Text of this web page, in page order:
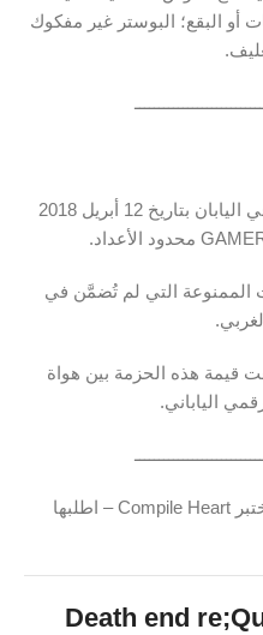
أو البقع؛ البوستر غير مفكوك
أُطلق “Death end Box” حصريًا في اليابان بتاريخ ‎12‎ أبريل ‎2018‎
الممنوعة التي لم تُضمَّن في
قيمة هذه الحزمة بين هواة
️ احصل على نافذتك الخاصة إلى مختبر Compile Heart – اطلبها
Death end